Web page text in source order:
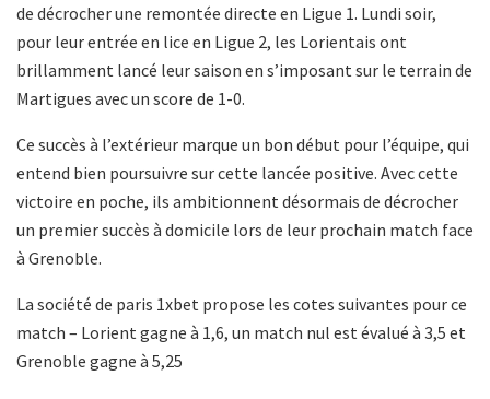
de décrocher une remontée directe en Ligue 1. Lundi soir,
pour leur entrée en lice en Ligue 2, les Lorientais ont
brillamment lancé leur saison en s’imposant sur le terrain de
Martigues avec un score de 1-0.
Ce succès à l’extérieur marque un bon début pour l’équipe, qui
entend bien poursuivre sur cette lancée positive. Avec cette
victoire en poche, ils ambitionnent désormais de décrocher
un premier succès à domicile lors de leur prochain match face
à Grenoble.
La société de paris 1xbet propose les cotes suivantes pour ce
match – Lorient gagne à 1,6, un match nul est évalué à 3,5 et
Grenoble gagne à 5,25